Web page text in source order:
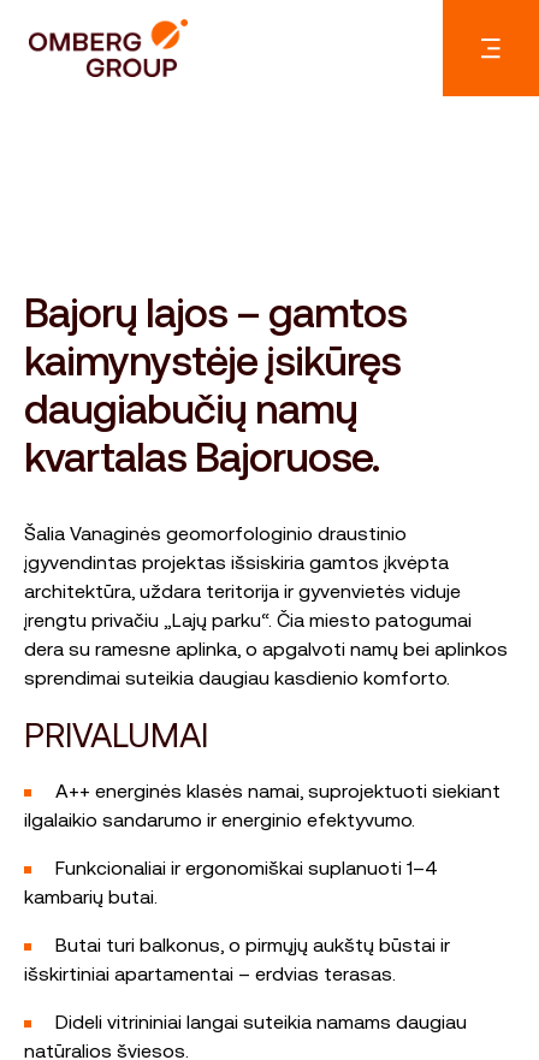
Bajorų lajos – gamtos
kaimynystėje įsikūręs
daugiabučių namų
kvartalas Bajoruose.
Šalia Vanaginės geomorfologinio draustinio
įgyvendintas projektas išsiskiria gamtos įkvėpta
architektūra, uždara teritorija ir gyvenvietės viduje
įrengtu privačiu „Lajų parku“. Čia miesto patogumai
dera su ramesne aplinka, o apgalvoti namų bei aplinkos
sprendimai suteikia daugiau kasdienio komforto.
PRIVALUMAI
A++ energinės klasės namai, suprojektuoti siekiant
ilgalaikio sandarumo ir energinio efektyvumo.
Funkcionaliai ir ergonomiškai suplanuoti 1–4
kambarių butai.
Butai turi balkonus, o pirmųjų aukštų būstai ir
išskirtiniai apartamentai – erdvias terasas.
Dideli vitrininiai langai suteikia namams daugiau
natūralios šviesos.